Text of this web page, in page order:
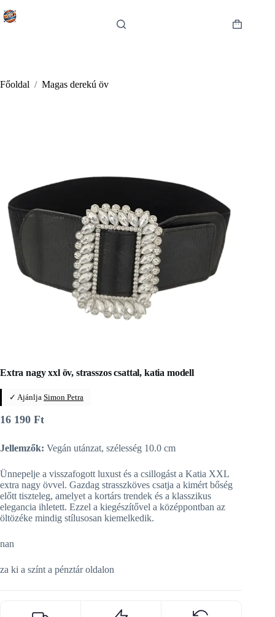
to
Shopping
Főoldal / Magas derekú öv
Extra nagy xxl öv, strasszos csattal, katia modell
✓ Ajánlja Simon Petra
16 190 Ft
Jellemzők: Vegán utánzat, szélesség 10.0 cm
Ünnepelje a visszafogott luxust és a csillogást a Katia XXL
extra nagy övvel. Gazdag strasszköves csatja a kimért bőség
előtt tiszteleg, amelyet a kortárs trendek és a klasszikus
elegancia ihletett. Ezzel a kiegészítővel a középpontban az
öltözéke mindig stílusosan kiemelkedik.
nan
za ki a színt a pénztár oldalon